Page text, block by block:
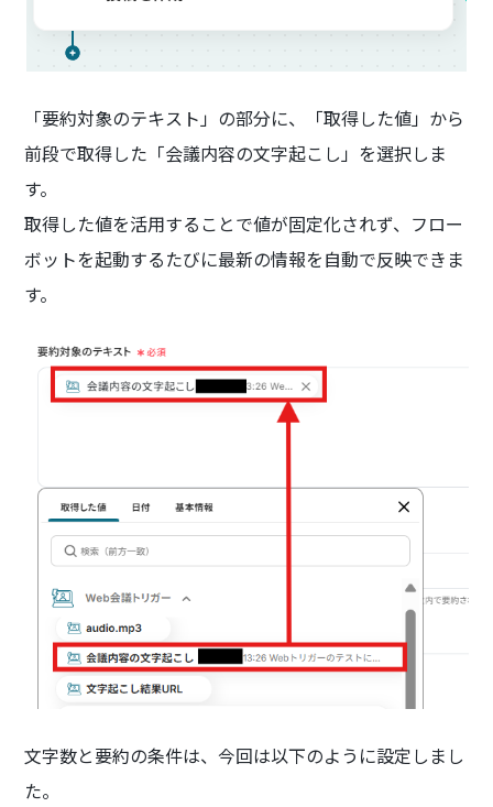
「要約対象のテキスト」の部分に、「取得した値」から
前段で取得した「会議内容の文字起こし」を選択しま
す。
取得した値を活用することで値が固定化されず、フロー
ボットを起動するたびに最新の情報を自動で反映できま
す。
文字数と要約の条件は、今回は以下のように設定しまし
た。